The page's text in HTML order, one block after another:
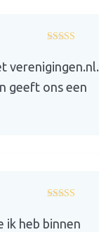
uit 5
verenigingen.nl.
geeft ons een
4
ik heb binnen